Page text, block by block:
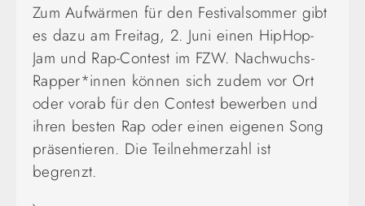
Zum Aufwärmen für den Festivalsommer gibt
es dazu am Freitag, 2. Juni einen HipHop-
Jam und Rap-Contest im FZW. Nachwuchs-
Rapper*innen können sich zudem vor Ort
oder vorab für den Contest bewerben und
ihren besten Rap oder einen eigenen Song
präsentieren. Die Teilnehmerzahl ist
begrenzt.